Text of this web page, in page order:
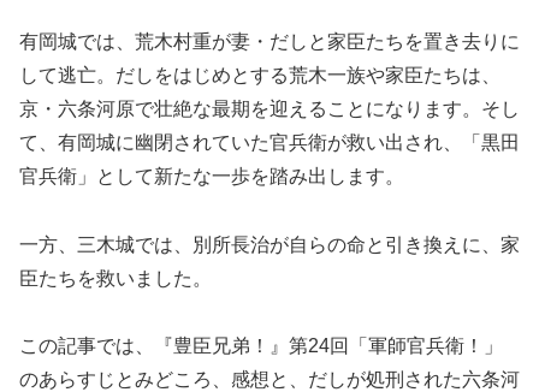
有岡城では、荒木村重が妻・だしと家臣たちを置き去りに
して逃亡。だしをはじめとする荒木一族や家臣たちは、
京・六条河原で壮絶な最期を迎えることになります。そし
て、有岡城に幽閉されていた官兵衛が救い出され、「黒田
官兵衛」として新たな一歩を踏み出します。
一方、三木城では、別所長治が自らの命と引き換えに、家
臣たちを救いました。
この記事では、『豊臣兄弟！』第24回「軍師官兵衛！」
のあらすじとみどころ、感想と、だしが処刑された六条河